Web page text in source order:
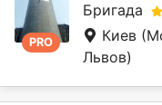
PRO
Бригада
Киев
Львов)